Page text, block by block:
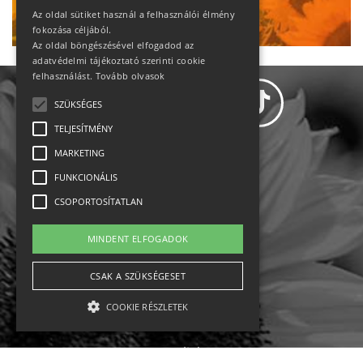
Ne maradj le!
Állásajánlatok
Impresszum-kapcsolat
Jogi nyilatkozat
English
Az oldal sütiket használ a felhasználói élmény
fokozása céljából.
Az oldal böngészésével elfogadod az
adatvédelmi tájékoztató szerinti cookie
felhasználást. Tovább olvasok
SZÜKSÉGES
TELJESÍTMÉNY
MARKETING
FUNKCIONÁLIS
CSOPORTOSÍTATLAN
MINDENT ELFOGADOK
CSAK A SZÜKSÉGESET
COOKIE RÉSZLETEK